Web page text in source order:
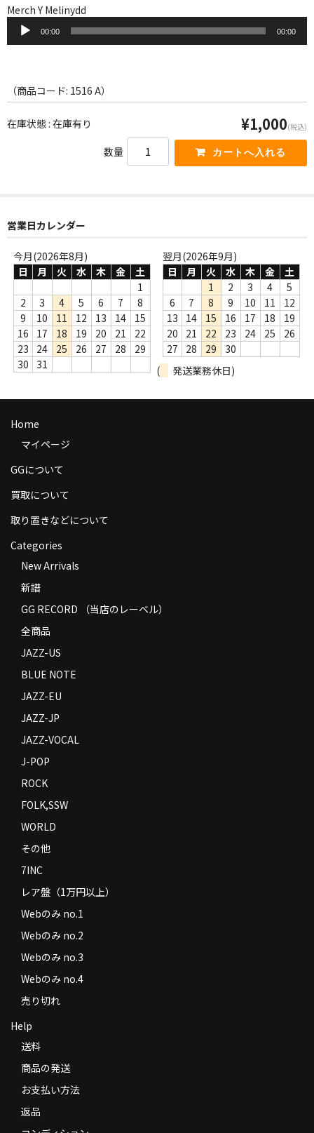
Webのみ no.2
Webのみ no.4
お支払い方法
返品
コンディション
Privacy Policy
特定商取引法に基づく表示
レ
ー
ー
Merch Y Melinydd
プ
ヤ
ー
00:00 00:00
（商品コード: 1516 A）
在庫状態 : 在庫有り ¥1,000(税込)
数量
営業日カレンダー
今月(2026年8月)
日
月 火 水 木 金
土
1
2
3 4 5 6 7
8
9
10 11 12 13 14
15
16
17 18 19 20 21
22
23
24 25 26 27 28
29
30
31
翌月(2026年9月)
日
月 火 水 木 金
土
1
2 3 4
5
6
7 8 9 10 11
12
13
14 15 16 17 18
19
20
21 22 23 24 25
26
27
28 29
30
(
発送業務休日)
Home
マイページ
GGについて
買取について
取り置きなどについて
Categories
New Arrivals
新譜
GG RECORD （当店のレーベル）
全商品
JAZZ-US
BLUE NOTE
JAZZ-EU
JAZZ-JP
JAZZ-VOCAL
J-POP
ROCK
FOLK,SSW
WORLD
その他
7INC
レア盤（1万円以上）
Webのみ no.1
Webのみ no.2
Webのみ no.3
Webのみ no.4
売り切れ
Help
送料
商品の発送
お支払い方法
返品